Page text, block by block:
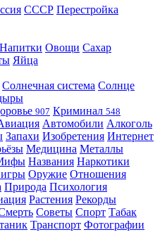
СССР Перестройка
Напитки Овощи Сахар
Яйца
Солнечная система Солнце
907 Криминал 548
Автомобили Алкоголь
Запахи Изобретения Интернет
Медицина Металлы
Названия Наркотики
Оружие Отношения
Природа Психология
Растения Рекорды
Советы Спорт Табак
Транспорт Фотографии